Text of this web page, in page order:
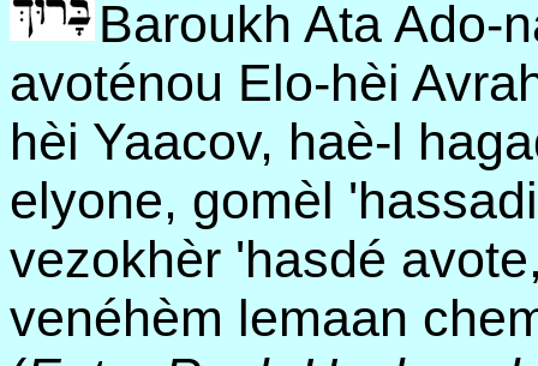
Baroukh Ata Ado-
avoténou Elo-hèi
hèi Yaacov, haè-l
elyone, gomèl
vezokhèr 'hasdé
venéhèm lemaan